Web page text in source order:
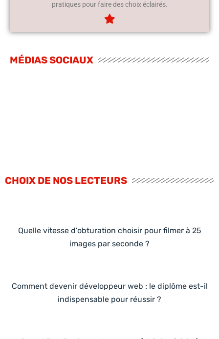
pratiques pour faire des choix éclairés.
MÉDIAS SOCIAUX
CHOIX DE NOS LECTEURS
Quelle vitesse d’obturation choisir pour filmer à 25
images par seconde ?
Comment devenir développeur web : le diplôme est-il
indispensable pour réussir ?